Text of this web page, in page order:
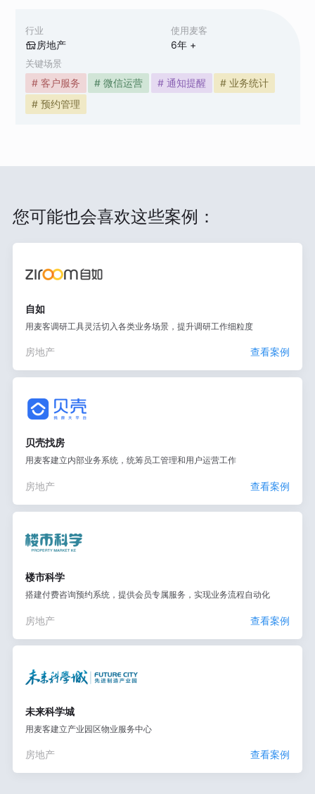
行业
房地产
使用麦客
6年 +
关键场景
# 客户服务 # 微信运营 # 通知提醒
# 业务统计
# 预约管理
您可能也会喜欢这些案例：
自如
用麦客调研工具灵活切入各类业务场景，提升调研工作细粒度
房地产 查看案例
贝壳找房
用麦客建立内部业务系统，统筹员工管理和用户运营工作
房地产 查看案例
楼市科学
搭建付费咨询预约系统，提供会员专属服务，实现业务流程自动化
房地产 查看案例
未来科学城
用麦客建立产业园区物业服务中心
房地产 查看案例